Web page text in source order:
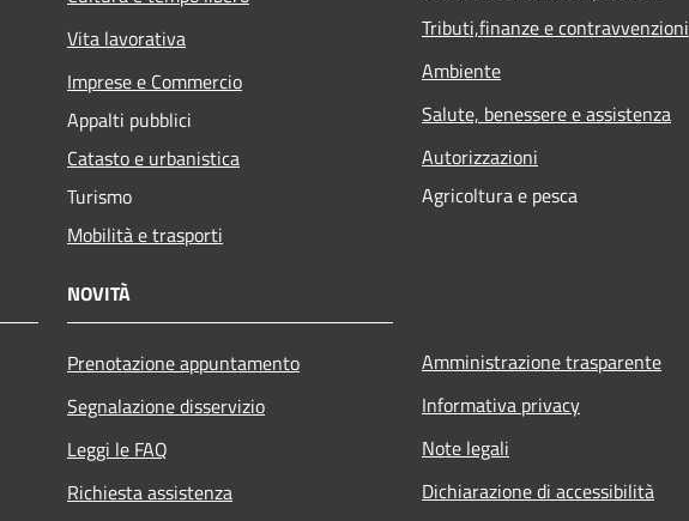
Vita lavorativa
Imprese e Commercio
Appalti pubblici
Catasto e urbanistica
Turismo
Mobilità e trasporti
Tributi,finanze e contravvenzioni
Ambiente
Salute, benessere e assistenza
Autorizzazioni
Agricoltura e pesca
NOVITÀ
Prenotazione appuntamento
Segnalazione disservizio
Leggi le FAQ
Richiesta assistenza
Amministrazione trasparente
Informativa privacy
Note legali
Dichiarazione di accessibilità